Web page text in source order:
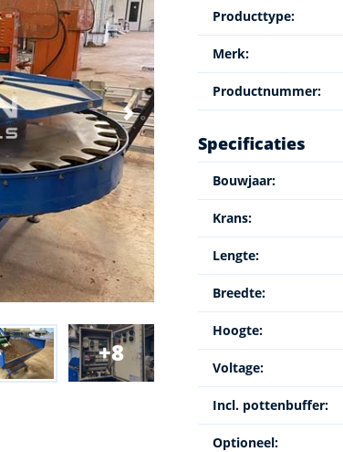
8
Producttype:
Merk:
Productnummer:
Specificaties
Bouwjaar:
Krans:
Lengte:
Breedte:
Hoogte:
Voltage:
Incl. pottenbuffer:
Optioneel: